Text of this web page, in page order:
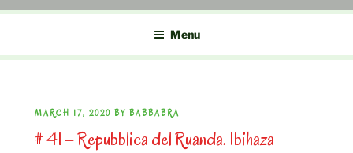
Menu
POSTED
ON
MARCH 17, 2020 BY BABBABRA
# 41 – Repubblica del Ruanda. Ibihaza